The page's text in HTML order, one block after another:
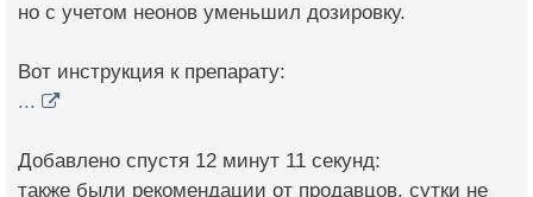
но с учетом неонов уменьшил дозировку.
Вот инструкция к препарату:
...
Добавлено спустя 12 минут 11 секунд:
также были рекомендации от продавцов, сутки не